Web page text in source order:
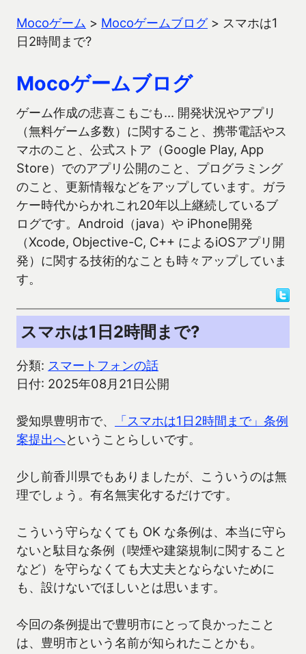
Mocoゲーム > Mocoゲームブログ> スマホは1
日2時間まで?
Mocoゲームブログ
ゲーム作成の悲喜こもごも… 開発状況やアプリ
（無料ゲーム多数）に関すること、携帯電話やス
マホのこと、公式ストア（Google Play, App
Store）でのアプリ公開のこと、プログラミング
のこと、更新情報などをアップしています。ガラ
ケー時代からかれこれ20年以上継続しているブ
ログです。Android（java）や iPhone開発
（Xcode, Objective-C, C++ によるiOSアプリ開
発）に関する技術的なことも時々アップしていま
す。
スマホは1日2時間まで?
分類: スマートフォンの話
日付: 2025年08月21日公開
愛知県豊明市で、
「スマホは1日2時間まで」条例
案提出へということらしいです。
少し前香川県でもありましたが、こういうのは無
理でしょう。有名無実化するだけです。
こういう守らなくても OK な条例は、本当に守ら
ないと駄目な条例（喫煙や建築規制に関すること
など）を守らなくても大丈夫とならないために
も、設けないでほしいとは思います。
今回の条例提出で豊明市にとって良かったこと
は、豊明市という名前が知られたことかも。